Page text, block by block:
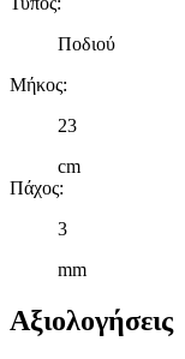
μας και την
πληροφορίες
δικτύωσης,
Ποδιού
Μήκος:
23
cm
Πάχος:
3
mm
Αξιολογήσεις